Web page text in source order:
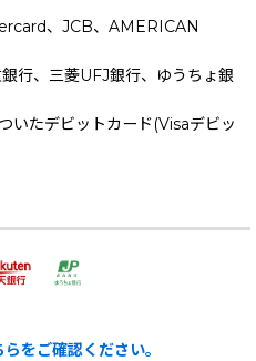
、JCB、AMERICAN
行、三菱UFJ銀行、ゆうちょ銀
いたデビットカード(Visaデビッ
をご確認ください。